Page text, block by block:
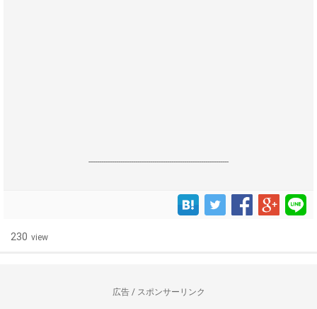
------------------------------------------------------------------
230 view
広告 / スポンサーリンク